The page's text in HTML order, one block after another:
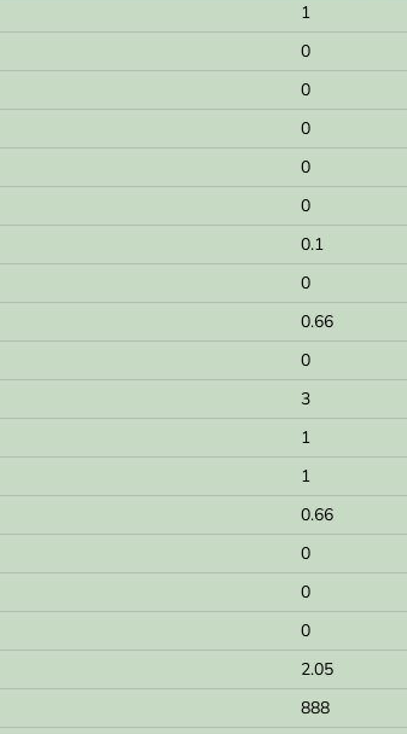
1
0
0
0
0
0
0.1
0
0.66
0
3
1
1
0.66
0
0
0
2.05
888